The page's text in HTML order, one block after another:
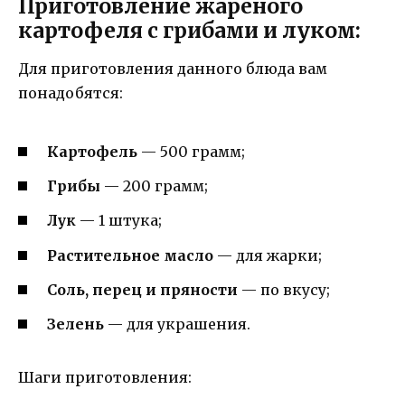
Приготовление жареного
картофеля с грибами и луком:
Для приготовления данного блюда вам
понадобятся:
Картофель — 500 грамм;
Грибы — 200 грамм;
Лук — 1 штукa;
Растительное масло — для жарки;
Соль, перец и пряности — по вкусу;
Зелень — для украшения.
Шаги приготовления: